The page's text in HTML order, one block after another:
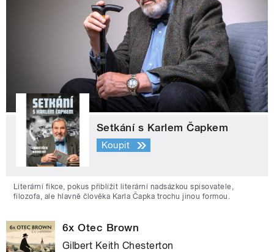
Setkání s Karlem Čapkem
Koupit
Literární fikce, pokus přiblížit literární nadsázkou spisovatele,
filozofa, ale hlavně člověka Karla Čapka trochu jinou formou.
6x Otec Brown
Gilbert Keith Chesterton